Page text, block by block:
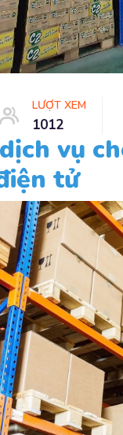
LƯỢT XEM
1012
vụ
tử